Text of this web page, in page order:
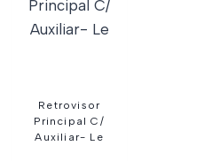
Retrovisor
Principal C/
Auxiliar- Le